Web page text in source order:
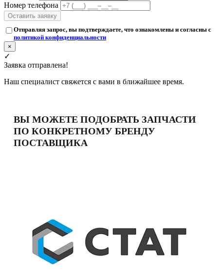
Номер телефона
Оставить заявку
Отправляя запрос, вы подтверждаете, что ознакомлены и согласны с
политикой конфиденциальности
×
✓
Заявка отправлена!
Наш специалист свяжется с вами в ближайшее время.
ВЫ МОЖЕТЕ ПОДОБРАТЬ ЗАПЧАСТИ
ПО КОНКРЕТНОМУ БРЕНДУ
ПОСТАВЩИКА